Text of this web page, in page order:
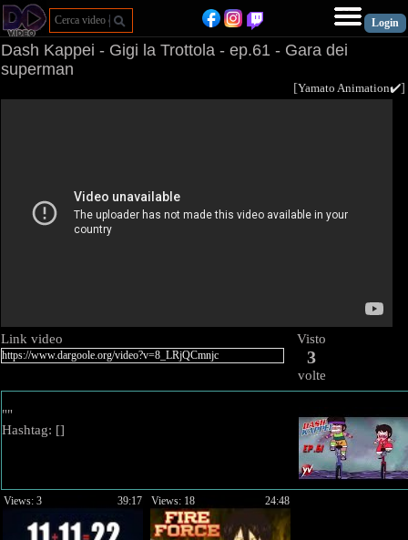
Dash Kappei - Gigi la Trottola - ep.61 - Gara dei
superman
[Yamato Animation✔️]
Link video Visto
3
volte
""
Hashtag: []
39:17
Views: 3 24:48
Views: 18